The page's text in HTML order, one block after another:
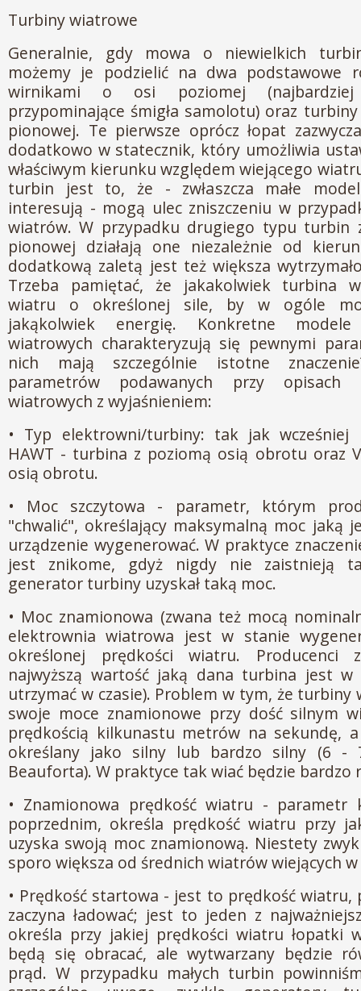
Turbiny wiatrowe
Generalnie, gdy mowa o niewielkich
możemy je podzielić na dwa podstawowe
wirnikami o osi poziomej (najbardziej
przypominające śmigła samolotu) oraz
pionowej. Te pierwsze oprócz łopat
dodatkowo w statecznik, który umożliwia
właściwym kierunku względem wiejącego
turbin jest to, że - zwłaszcza małe
interesują - mogą ulec zniszczeniu w
wiatrów. W przypadku drugiego typu turbin
pionowej działają one niezależnie od
dodatkową zaletą jest też większa
Trzeba pamiętać, że jakakolwiek turbina
wiatru o określonej sile, by w ogóle
jakąkolwiek energię. Konkretne
wiatrowych charakteryzują się pewnymi
nich mają szczególnie istotne
parametrów podawanych przy opisach
wiatrowych z wyjaśnieniem:
• Typ elektrowni/turbiny: tak jak wcześniej
HAWT - turbina z poziomą osią obrotu oraz
osią obrotu.
• Moc szczytowa - parametr, którym
"chwalić", określający maksymalną moc jaką
urządzenie wygenerować. W praktyce
jest znikome, gdyż nigdy nie zaistnieją
generator turbiny uzyskał taką moc.
• Moc znamionowa (zwana też mocą
elektrownia wiatrowa jest w stanie
określonej prędkości wiatru. Producenci
najwyższą wartość jaką dana turbina jest w
utrzymać w czasie). Problem w tym, że turbiny
swoje moce znamionowe przy dość silnym
prędkością kilkunastu metrów na sekundę,
określany jako silny lub bardzo silny (6 -
Beauforta). W praktyce tak wiać będzie bardzo
• Znamionowa prędkość wiatru - parametr
poprzednim, określa prędkość wiatru przy
uzyska swoją moc znamionową. Niestety
sporo większa od średnich wiatrów wiejących w
• Prędkość startowa - jest to prędkość wiatru,
zaczyna ładować; jest to jeden z
określa przy jakiej prędkości wiatru łopatki
będą się obracać, ale wytwarzany będzie
prąd. W przypadku małych turbin